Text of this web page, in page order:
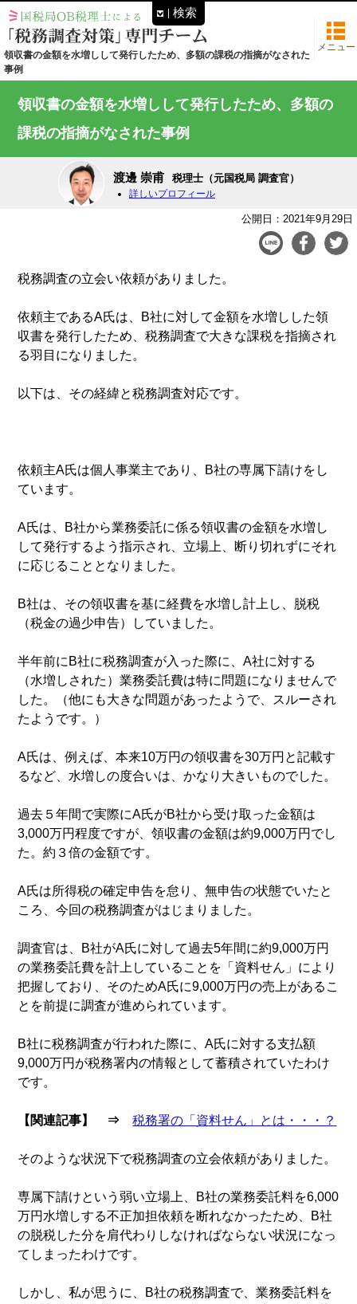
領収書の金額を水増しして発行したため、多額の課税の指摘がなされた
事例
メニュー
領収書の金額を水増しして発行したため、多額の
課税の指摘がなされた事例
渡邊 崇甫 税理士（元国税局 調査官）
詳しいプロフィール
公開日：2021年9月29日
税務調査の立会い依頼がありました。
依頼主であるA氏は、B社に対して金額を水増しした領
収書を発行したため、税務調査で大きな課税を指摘され
る羽目になりました。
以下は、その経緯と税務調査対応です。
依頼主A氏は個人事業主であり、B社の専属下請けをし
ています。
A氏は、B社から業務委託に係る領収書の金額を水増し
して発行するよう指示され、立場上、断り切れずにそれ
に応じることとなりました。
B社は、その領収書を基に経費を水増し計上し、脱税
（税金の過少申告）していました。
半年前にB社に税務調査が入った際に、A社に対する
（水増しされた）業務委託費は特に問題になりませんで
した。（他にも大きな問題があったようで、スルーされ
たようです。）
A氏は、例えば、本来10万円の領収書を30万円と記載す
るなど、水増しの度合いは、かなり大きいものでした。
過去５年間で実際にA氏がB社から受け取った金額は
3,000万円程度ですが、領収書の金額は約9,000万円でし
た。約３倍の金額です。
A氏は所得税の確定申告を怠り、無申告の状態でいたと
ころ、今回の税務調査がはじまりました。
調査官は、B社がA氏に対して過去5年間に約9,000万円
の業務委託費を計上していることを「資料せん」により
把握しており、そのためA氏に9,000万円の売上があるこ
とを前提に調査が進められています。
B社に税務調査が行われた際に、A氏に対する支払額
9,000万円が税務署内の情報として蓄積されていたわけ
です。
【関連記事】 ⇒ 税務署の「資料せん」とは・・・？
そのような状況下で税務調査の立会依頼がありました。
専属下請けという弱い立場上、B社の業務委託料を6,000
万円水増しする不正加担依頼を断れなかったため、B社
の脱税した分を肩代わりしなければならない状況になっ
てしまったわけです。
しかし、私が思うに、B社の税務調査で、業務委託料を
検索